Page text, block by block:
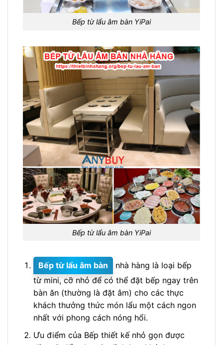
Bếp từ lẩu âm bàn YiPai
Bếp từ lẩu âm bàn YiPai
Bếp từ lẩu âm bàn
nhà hàng là loại bếp
từ mini, cỡ nhỏ để có thể đặt bếp ngay trên
bàn ăn (thường là đặt âm) cho các thực
khách thưởng thức món lẩu một cách ngon
nhất với phong cách nóng hổi.
Ưu điểm của Bếp thiết kế nhỏ gọn được